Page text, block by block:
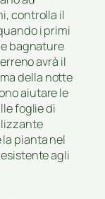
controlla il
i primi
bagnature
avrà il
della notte
aiutare le
foglie di
pianta nel
agli